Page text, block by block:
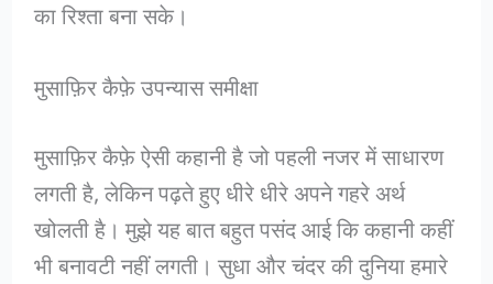
का रिश्ता बना सके।
मुसाफ़िर कैफ़े उपन्यास समीक्षा
मुसाफ़िर कैफ़े ऐसी कहानी है जो पहली नजर में साधारण
लगती है, लेकिन पढ़ते हुए धीरे धीरे अपने गहरे अर्थ
खोलती है। मुझे यह बात बहुत पसंद आई कि कहानी कहीं
भी बनावटी नहीं लगती। सुधा और चंदर की दुनिया हमारे